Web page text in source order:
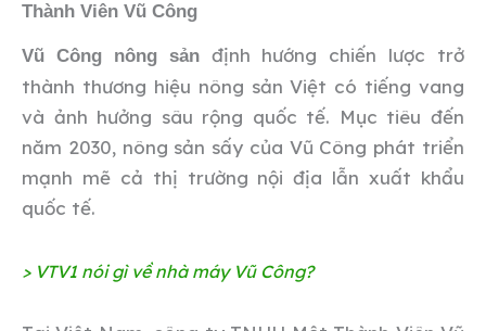
Thành Viên Vũ Công
Vũ Công nông sảnđịnh hướng chiến lược trở
thành thương hiệu nông sản Việt có tiếng vang
và ảnh hưởng sâu rộng quốc tế. Mục tiêu đến
năm 2030, nông sản sấy của Vũ Công phát triển
mạnh mẽ cả thị trường nội địa lẫn xuất khẩu
quốc tế.
> VTV1 nói gì về nhà máy Vũ Công?